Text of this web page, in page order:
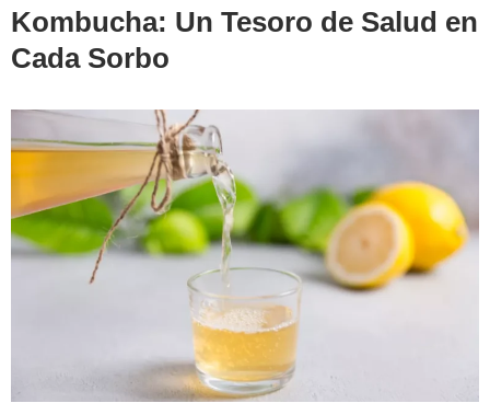
Kombucha: Un Tesoro de Salud en
Cada Sorbo